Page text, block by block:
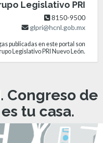
Legislativo PRI
8150-9500
glpri@hcnl.gob.mx
publicadas en este portal son
Legislativo PRI Nuevo León.
Congreso de
tu casa.